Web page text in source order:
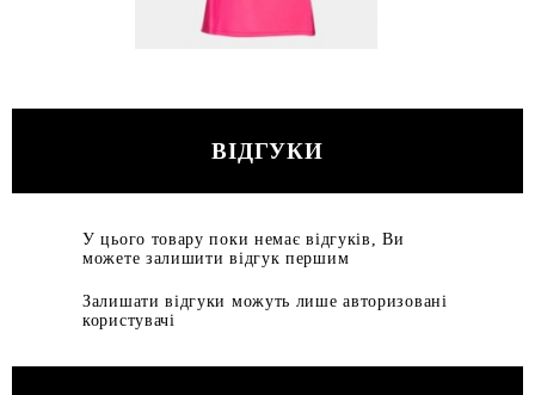
ВІДГУКИ
У цього товару поки немає відгуків, Ви
можете залишити відгук першим
Залишати відгуки можуть лише авторизовані
користувачі